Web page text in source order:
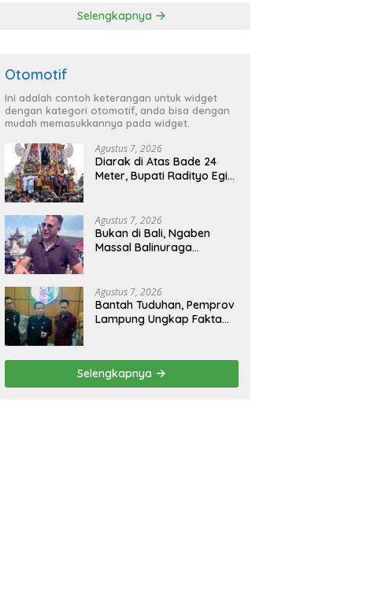
Selengkapnya
Otomotif
Ini adalah contoh keterangan untuk widget
dengan kategori otomotif, anda bisa dengan
mudah memasukkannya pada widget.
Agustus 7, 2026
Diarak di Atas Bade 24
Meter, Bupati Radityo Egi
‘Penglipuran’ Kedua pada
2027
Agustus 7, 2026
Bukan di Bali, Ngaben
Massal Balinuraga
Agustus 7, 2026
Bantah Tuduhan, Pemprov
Lampung Ungkap Fakta
Selengkapnya